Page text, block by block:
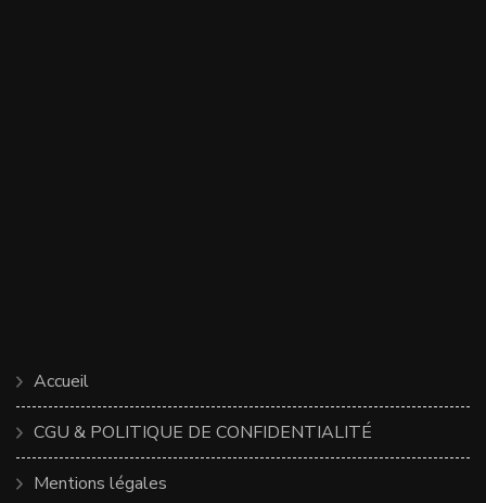
Accueil
CGU & POLITIQUE DE CONFIDENTIALITÉ
Mentions légales